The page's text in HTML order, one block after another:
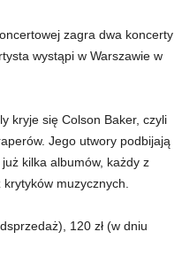
zagra dwa koncerty
wystąpi w Warszawie w
kryje się Colson Baker, czyli
Jego utwory podbijają
kilka albumów, każdy z
muzycznych.
120 zł (w dniu